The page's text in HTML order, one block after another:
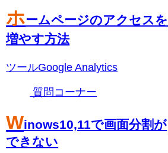
ホームページのアクセスを
増やす方法
ツールGoogle Analytics
質問コーナー
Winows10,11で画面分割が
できない